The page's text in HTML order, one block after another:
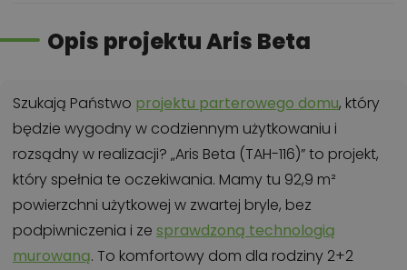
Opis projektu Aris Beta
Szukają Państwo projektu parterowego domu, który
będzie wygodny w codziennym użytkowaniu i
rozsądny w realizacji? „Aris Beta (TAH-116)” to projekt,
który spełnia te oczekiwania. Mamy tu 92,9 m²
powierzchni użytkowej w zwartej bryle, bez
podpiwniczenia i ze sprawdzoną technologią
murowaną. To komfortowy dom dla rodziny 2+2